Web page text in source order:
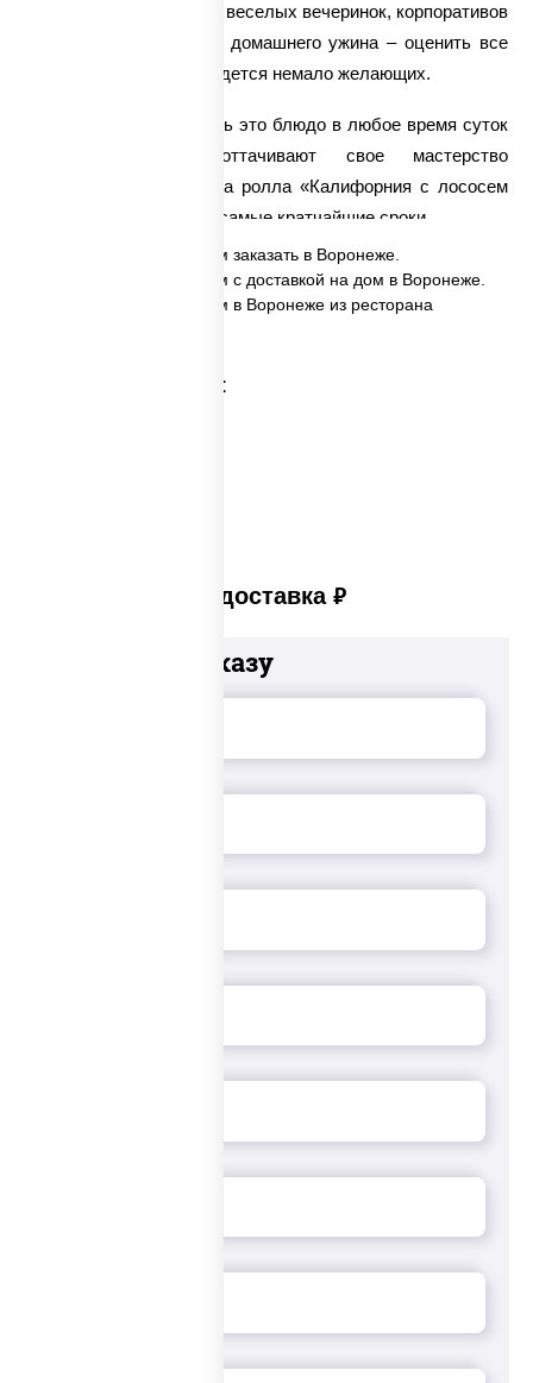
идеально подойдет для веселых вечеринок, корпоративов
и даже для спокойного домашнего ужина – оценить все
достоинства блюда найдется немало желающих.
Мы предлагаем заказать это блюдо в любое время суток
– наши повара оттачивают свое мастерство
круглосуточно. Доставка ролла «Калифорния с лососем
с/с» осуществляется в самые кратчайшие сроки.
✅ Калифорния с лососем заказать в Воронеже.
✅ Калифорния с лососем с доставкой на дом в Воронеже.
✅ Калифорния с лососем в Воронеже из ресторана
Категории товара:
Платная доставка руб
Добавьте к заказу